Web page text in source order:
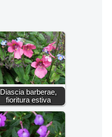
Diascia barberae,
fioritura estiva